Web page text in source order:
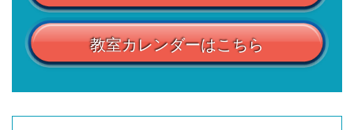
教室カレンダーはこちら